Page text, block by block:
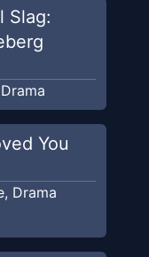
Slag:
Drama
You
, Drama